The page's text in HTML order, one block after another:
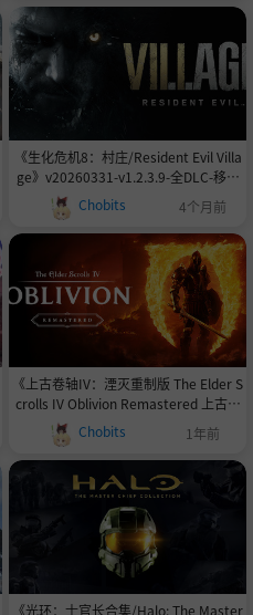
《生化危机8：村庄/Resident Evil Villa
ge》v20260331-v1.2.3.9-全DLC-移除
D加密-八尺大人|游戏性能提升|官方简
体中文.国语配音|支持键盘.鼠标.手柄|赠
多项修改器|赠一周目所有难度完美通关
存档38.3GB
Chobits 4个月前
《上古卷轴IV：湮灭重制版 The Elder S
crolls IV Oblivion Remastered 上古卷
轴4重置版》V1.512.105.0-V20250716
数字豪华版官中简体|容量115GB
Chobits 1年前
《光环：士官长合集/Halo: The Master